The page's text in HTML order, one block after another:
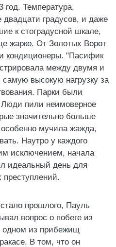
год. Температура,
градусов, и даже
к стоградусной шкале,
жарко. От Золотых Ворот
кондиционеры. "Пасифик
между двумя и
высокую нагрузку за
Парки были
пили неимоверное
значительно больше
особенно мучила жажда,
Наутро у каждого
исключением, начала
идеальный день для
прошлого, Пауль
вопрос о побеге из
одном из прибежищ
В том, что он